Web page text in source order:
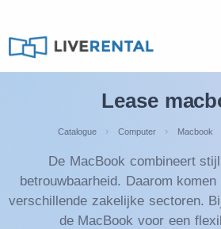
Lease
Catalogue Computer Macbook
De MacBook combineert
betrouwbaarheid. Daarom
verschillende zakelijke sectoren.
de MacBook voor een